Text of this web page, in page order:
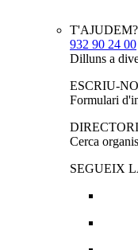
T'AJUDEM?
932 90 24 00
Dilluns a
ESCRIU-
Formulari
Cerca
SEGUEIX